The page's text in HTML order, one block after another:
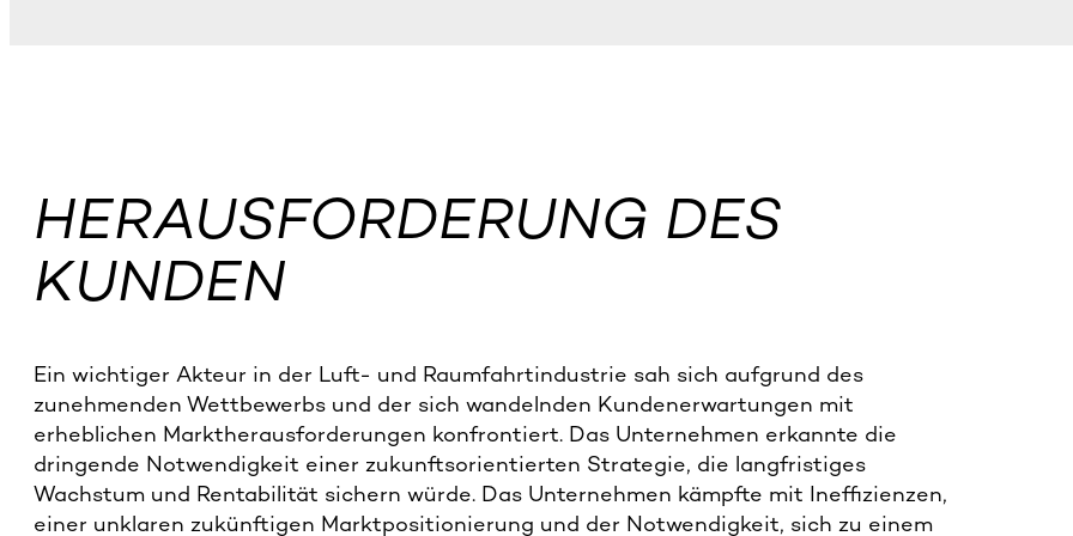
HERAUSFORDERUNG DES
KUNDEN
Ein wichtiger Akteur in der Luft- und Raumfahrtindustrie sah sich aufgrund des
zunehmenden Wettbewerbs und der sich wandelnden Kundenerwartungen mit
erheblichen Marktherausforderungen konfrontiert. Das Unternehmen erkannte die
dringende Notwendigkeit einer zukunftsorientierten Strategie, die langfristiges
Wachstum und Rentabilität sichern würde. Das Unternehmen kämpfte mit Ineffizienzen,
einer unklaren zukünftigen Marktpositionierung und der Notwendigkeit, sich zu einem